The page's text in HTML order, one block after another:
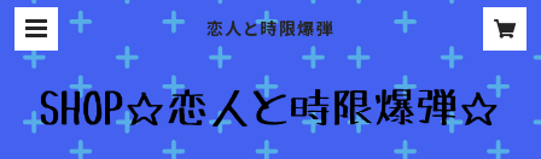
恋人と時限爆弾